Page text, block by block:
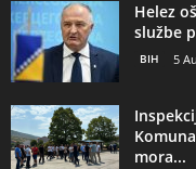
Helez
službe
BIH 5
mora...